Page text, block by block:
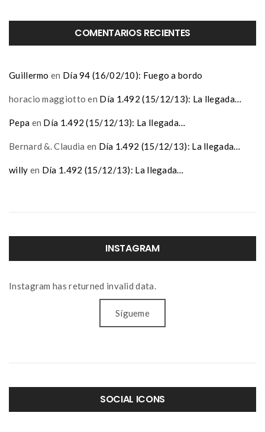
COMENTARIOS RECIENTES
Guillermo en Día 94 (16/02/10): Fuego a bordo
horacio maggiotto en Día 1.492 (15/12/13): La llegada…
Pepa en Día 1.492 (15/12/13): La llegada…
Bernard &. Claudia en Día 1.492 (15/12/13): La llegada…
willy en Día 1.492 (15/12/13): La llegada…
INSTAGRAM
Instagram has returned invalid data.
Sígueme
SOCIAL ICONS